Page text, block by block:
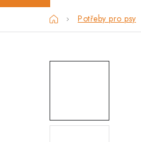
DomůPotřeby pro psy